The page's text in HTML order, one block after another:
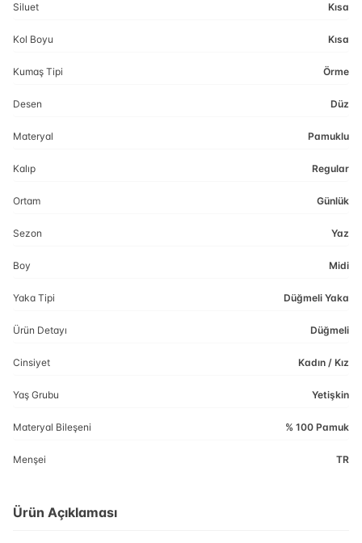
Siluet Kısa
Kol Boyu Kısa
Kumaş Tipi Örme
Desen Düz
Materyal Pamuklu
Kalıp Regular
Ortam Günlük
Sezon Yaz
Boy Midi
Yaka Tipi Düğmeli Yaka
Ürün Detayı Düğmeli
Cinsiyet Kadın / Kız
Yaş Grubu Yetişkin
Materyal Bileşeni % 100 Pamuk
Menşei TR
Ürün Açıklaması